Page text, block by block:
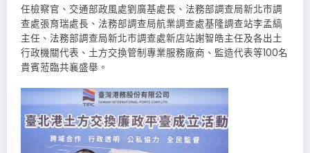
任檢察官、交通部政風處劉廣基處長、法務部調查局新北市調
查處張育瑞處長、法務部調查局航業調查處基隆調查站李孟縞
主任、法務部調查局新北市調查處新店站謝智皓主任及各出土
行政機關代表、土方交換管制專業服務廠商、監造代表等100名
貴賓蒞臨共襄盛舉。